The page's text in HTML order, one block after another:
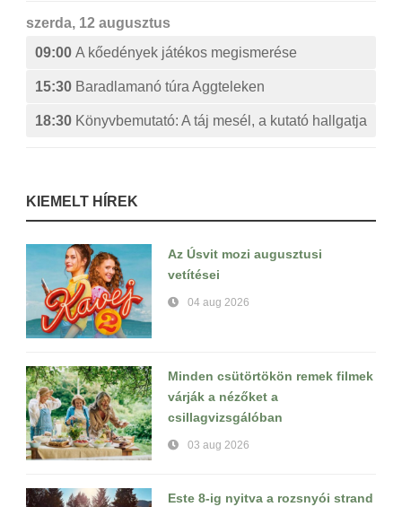
szerda, 12 augusztus
09:00 A kőedények játékos megismerése
15:30 Baradlamanó túra Aggteleken
18:30 Könyvbemutató: A táj mesél, a kutató hallgatja
KIEMELT HÍREK
Az Úsvit mozi augusztusi
vetítései
04 aug 2026
Minden csütörtökön remek filmek
várják a nézőket a
csillagvizsgálóban
03 aug 2026
Este 8-ig nyitva a rozsnyói strand